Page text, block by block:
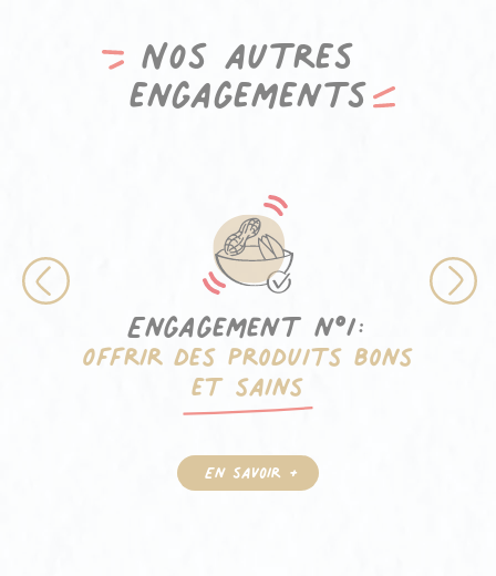
Nos autres
engagements
Engagement n°1:
Offrir des produits bons
et sains
En savoir +